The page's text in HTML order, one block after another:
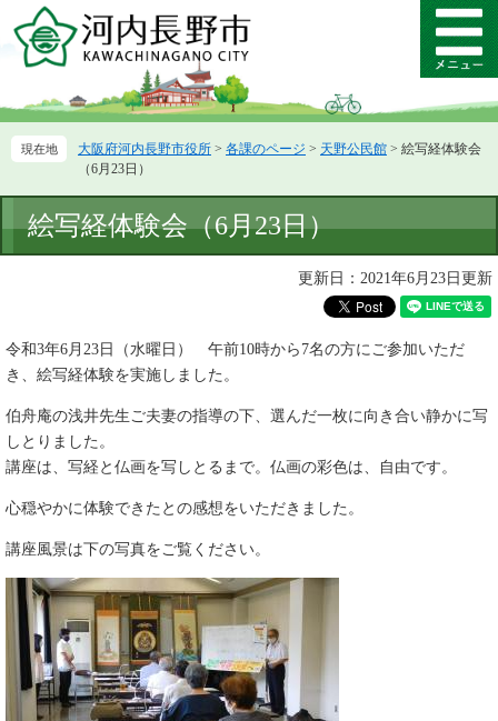
ー
先
ニ
を
て
メ
ニ
ー
大阪府河内長野市役所 > 各課のページ > 天野公民館 > 絵写経体験会
（6月23日）
文
絵写経体験会（6月23日）
更新日：2021年6月23日更新
令和3年6月23日（水曜日） 午前10時から7名の方にご参加いただ
き、絵写経体験を実施しました。
伯舟庵の浅井先生ご夫妻の指導の下、選んだ一枚に向き合い静かに写
しとりました。
講座は、写経と仏画を写しとるまで。仏画の彩色は、自由です。
心穏やかに体験できたとの感想をいただきました。
講座風景は下の写真をご覧ください。